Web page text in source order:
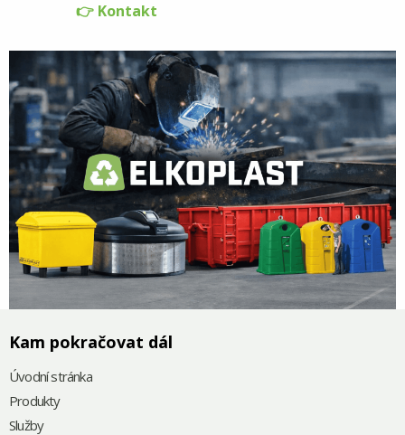
👉 Kontakt
Kam pokračovat dál
Úvodní stránka
Produkty
Služby